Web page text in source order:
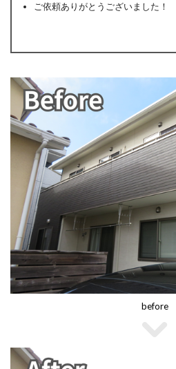
ご依頼ありがとうございました！
before